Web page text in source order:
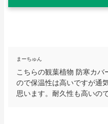
まーちゅん
こちらの観葉植物 防寒カ
ので保温性は高いですが通
思います。耐久性も高いの